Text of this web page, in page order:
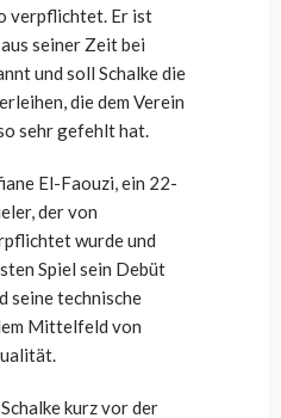
verpflichtet. Er ist
seiner Zeit bei
und soll Schalke die
die dem Verein
sehr gefehlt hat.
El-Faouzi, ein 22-
der von
wurde und
Spiel sein Debüt
seine technische
Mittelfeld von
kurz vor der